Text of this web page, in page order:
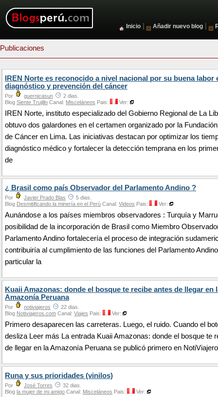
Inicio Añadir nuevo blog
Publicaciones
IREN Norte es reconocido a nivel nacional por su buena labor
diagnóstico y prevención del cáncer
Por guernicasun
2 dias.
Blog Siente Trujillo Canal: Misceláneos Pais: Ver:
IREN Norte, instituto especializado del Gobierno Regional de La
obtuvo dos galardones en el certamen organizado por la
de Cáncer en Lima. Las iniciativas destacan por optimizar los
diagnóstico médico y fortalecer la detección temprana en los
de
¿ Brasil como país Observador del Parlamento Andino ?
Por Javier Prado Blas
5 dias.
Blog Desmitificando la minería en el Perú Canal: Videos Pais: Ver:
Aunándose a los países miembros observadores : Turquía y
posibilidad de la incorporación de Brasil como Miembro
Parlamento Andino fortalecería el proceso de integración
contribuiría al cumplimiento de las funciones del Parlamento
particular la
Kuaii Amazonas: donde el bosque te recibe antes de llegar en
Amazonía Peruana
Por notiviajeros
22 dias.
Blog Notiviajeros.com Canal: Viajes Pais: Ver:
Primero desaparecen las carreteras. Luego, el ruido. Cuando el
desliza Leer más La entrada Kuaii Amazonas: donde el bosque te
de llegar en la Amazonía Peruana se publicó primero en
Runa y sus prioridades (vinilos)
Por José Torres
32 dias.
Blog la mujer de mi amigo Canal: Misceláneos Pais: Ver: